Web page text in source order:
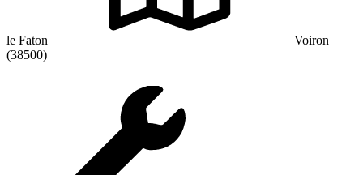
le Faton
Voiron
(38500)